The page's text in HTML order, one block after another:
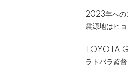
2023年への
震源地はヒ
TOYOTA
ラトバラ監